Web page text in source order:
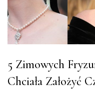
5 Zimowych
Chciała Założyć